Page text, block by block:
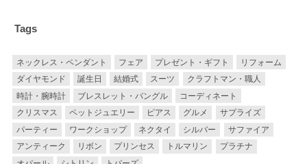
Tags
ネックレス・ペンダント フェア プレゼント・ギフト
リフォーム
ダイヤモンド
誕生日 結婚式 スーツ
クラフトマン・職人
時計・腕時計
ブレスレット・バングル
コーディネート
クリスマス
ペットジュエリー ピアス グルメ
サプライズ
パーティー
ワークショップ ネクタイ シルバー
サファイア
アンティーク
リボン プリンセス トルマリン
プラチナ